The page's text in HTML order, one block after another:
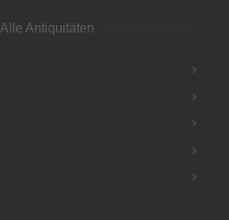
Alle Antiquitäten